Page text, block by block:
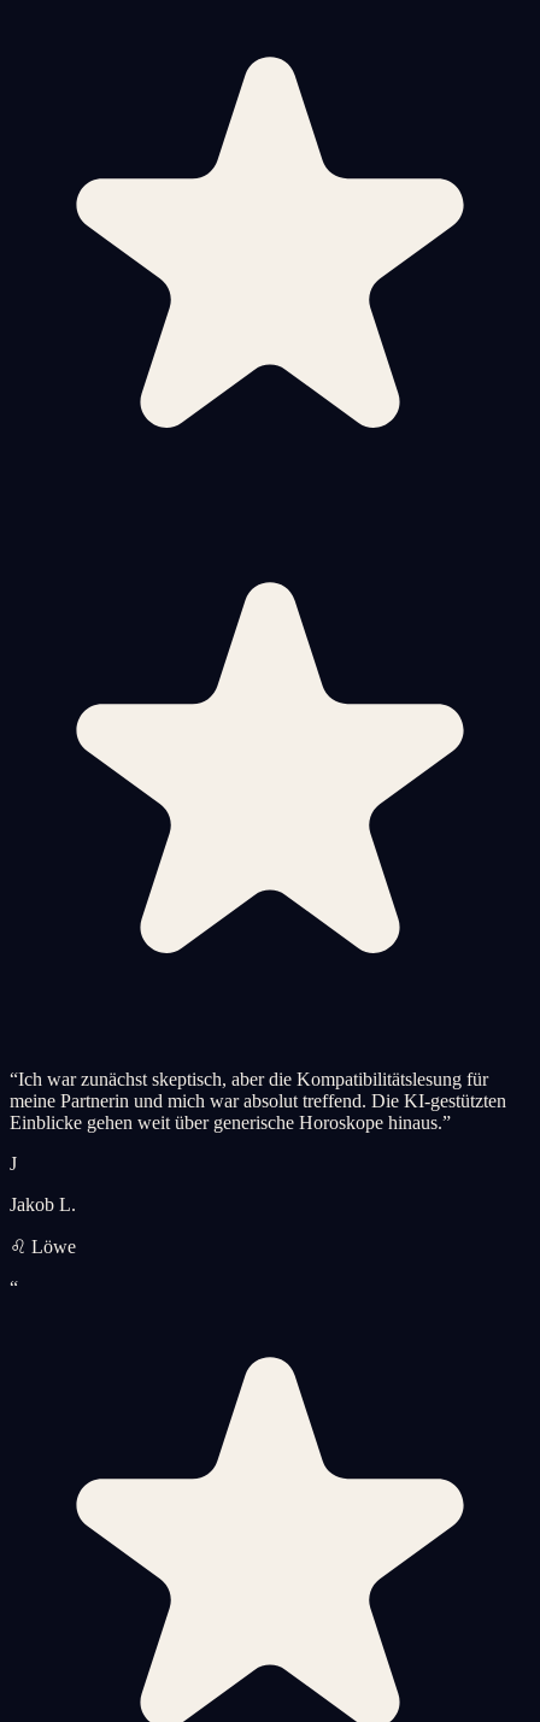
“Ich war zunächst skeptisch, aber die Kompatibilitätslesung für
meine Partnerin und mich war absolut treffend. Die KI-gestützten
Einblicke gehen weit über generische Horoskope hinaus.”
J
Jakob L.
♌ Löwe
“